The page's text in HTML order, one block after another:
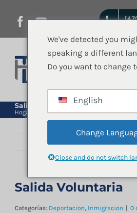
Inicio
Servicios jurídicos
Quienes Somos
Salida Voluntaria
Hogar Inmigracion Deportacion
Salida Voluntaria
Categorías: Deportacion, Inmigracion | 0
We've detected you
speaking a different
Do you want to change
English
Change
Close and do not switch